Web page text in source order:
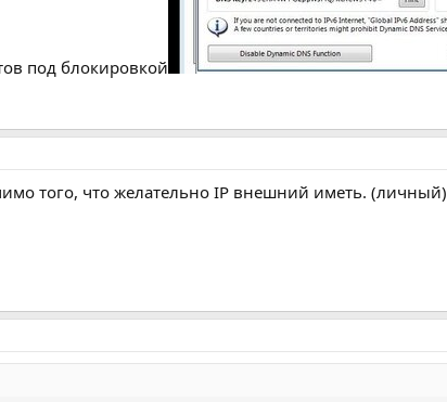
под блокировкой
того, что желательно IP внешний иметь. (личный)